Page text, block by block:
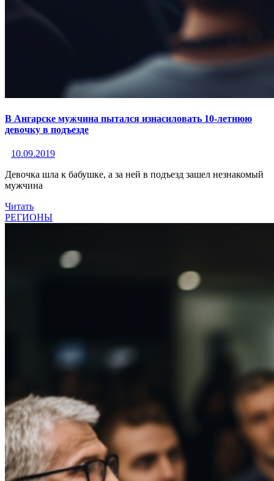
В Ангарске мужчина пытался изнасиловать 10-летнюю
девочку в подъезде
10.09.2019
Девочка шла к бабушке, а за ней в подъезд зашел незнакомый
мужчина
Читать
РЕГИОНЫ